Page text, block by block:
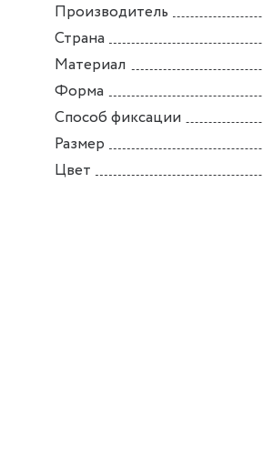
Производитель
Страна
Материал
Форма
Способ фиксации
Размер
Цвет